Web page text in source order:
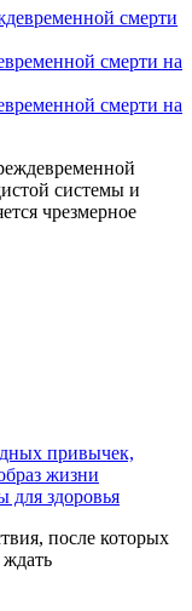
смерти на
смерти на
системы и
чрезмерное
привычек,
жизни
для здоровья
после которых
ждать